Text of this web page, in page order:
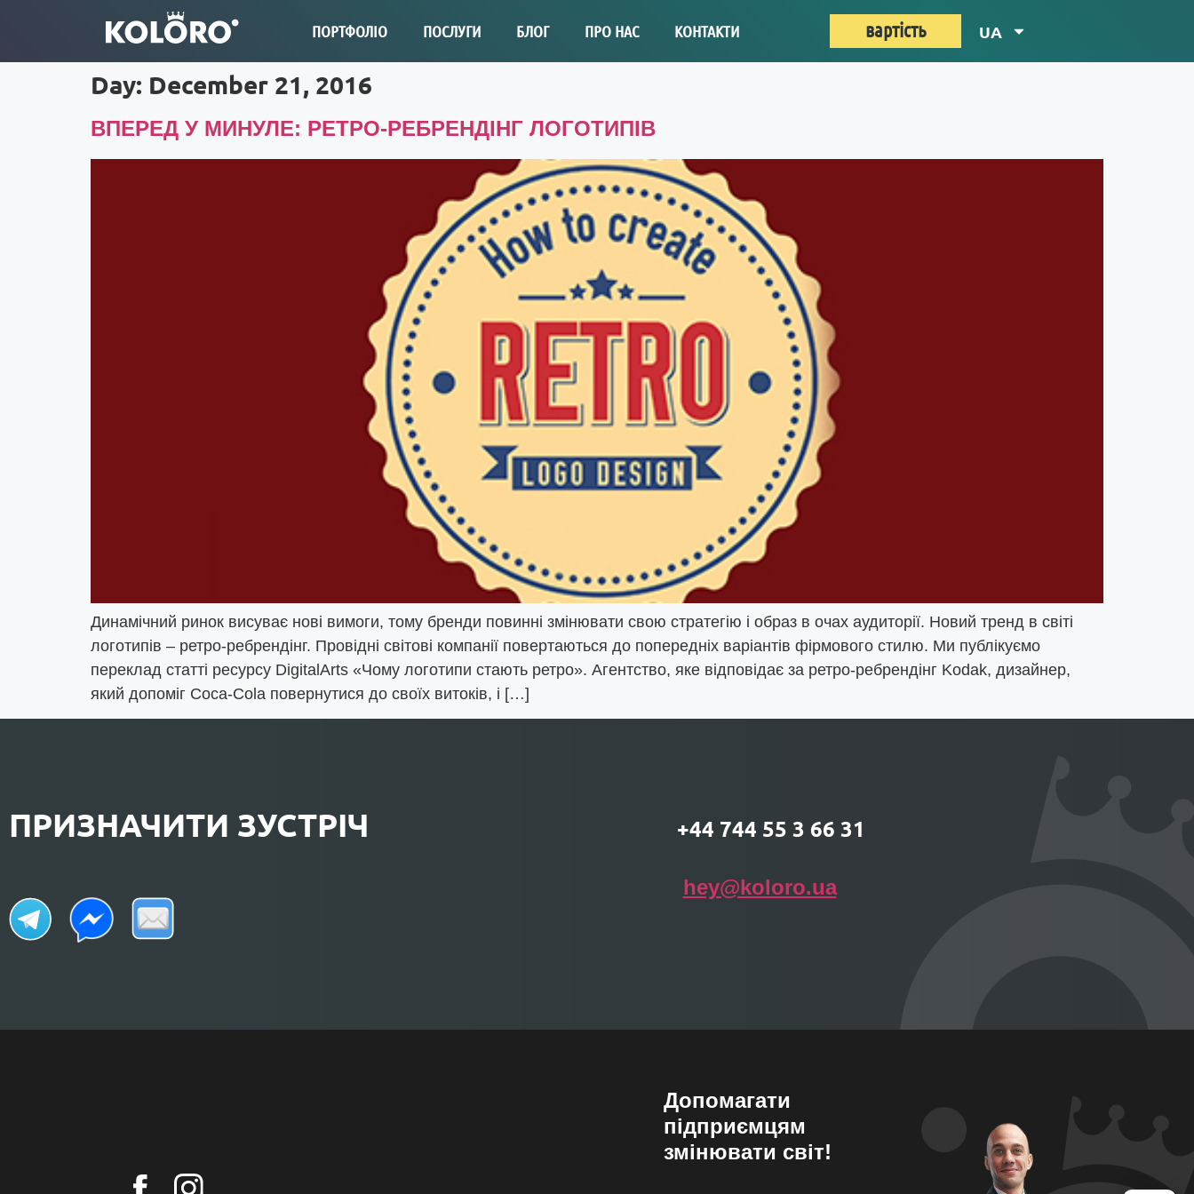
ПОРТФОЛІО ПОСЛУГИ БЛОГ ПРО НАС КОНТАКТИ вартість UA
Day: December 21, 2016
ВПЕРЕД У МИНУЛЕ: РЕТРО-РЕБРЕНДІНГ ЛОГОТИПІВ
Динамічний ринок висуває нові вимоги, тому бренди повинні змінювати свою стратегію і образ в очах аудиторії. Новий тренд в світі
логотипів – ретро-ребрендінг. Провідні світові компанії повертаються до попередніх варіантів фірмового стилю. Ми публікуємо
переклад статті ресурсу DigitalArts «Чому логотипи стають ретро». Агентство, яке відповідає за ретро-ребрендінг Kodak, дизайнер,
який допоміг Coca-Cola повернутися до своїх витоків, і […]
ПРИЗНАЧИТИ ЗУСТРІЧ +44 744 55 3 66 31
hey@koloro.ua
Допомагати
підприємцям
змінювати світ!